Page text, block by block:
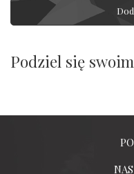
Podziel się